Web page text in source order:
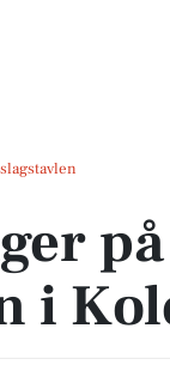
i Kolding
på
i